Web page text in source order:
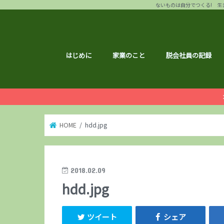
ないものは自分でつくる! 生
はじめに 家業のこと 脱会社員の記録
HOME hdd.jpg
2018.02.09
hdd.jpg
ツイート シェア